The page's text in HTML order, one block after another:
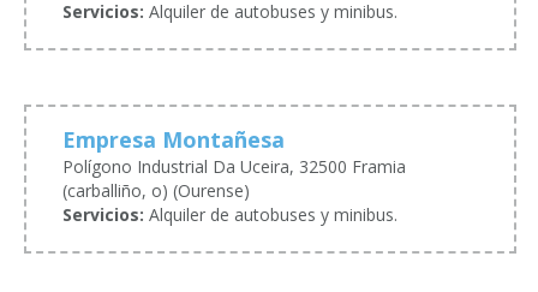
Servicios: Alquiler de autobuses y minibus.
Empresa Montañesa
Polígono Industrial Da Uceira, 32500 Framia
(carballiño, o) (Ourense)
Servicios: Alquiler de autobuses y minibus.